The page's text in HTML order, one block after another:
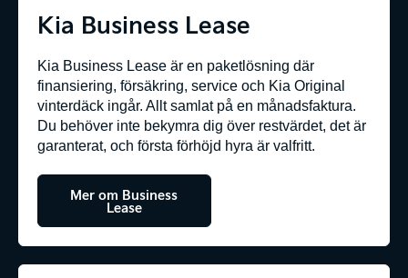
Kia Business Lease
Kia Business Lease är en paketlösning där
finansiering, försäkring, service och Kia Original
vinterdäck ingår. Allt samlat på en månadsfaktura.
Du behöver inte bekymra dig över restvärdet, det är
garanterat, och första förhöjd hyra är valfritt.
Mer om Business
Lease